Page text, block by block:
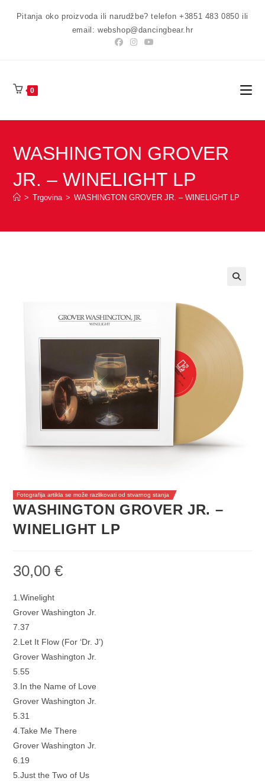
Pitanja oko proizvoda ili narudžbe? telefon +3851 483 0850 ili
email: webshop@dancingbear.hr
0
WASHINGTON GROVER
JR. – WINELIGHT LP
> Trgovina > WASHINGTON GROVER JR. – WINELIGHT LP
Fotografija artikla se može razlikovati od stvarnog stanja
WASHINGTON GROVER JR. –
WINELIGHT LP
30,00€
1.Winelight
Grover Washington Jr.
7.37
2.Let It Flow (For ‘Dr. J’)
Grover Washington Jr.
5.55
3.In the Name of Love
Grover Washington Jr.
5.31
4.Take Me There
Grover Washington Jr.
6.19
5.Just the Two of Us